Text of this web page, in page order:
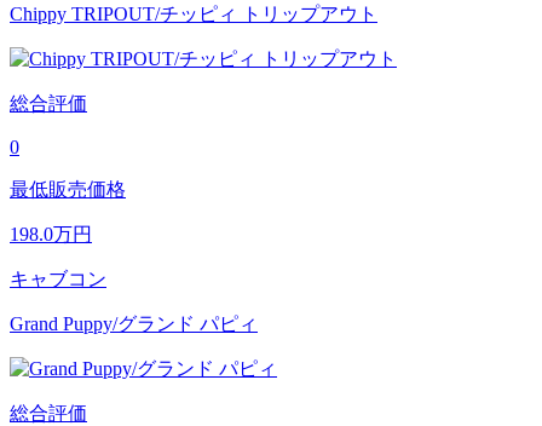
Chippy TRIPOUT/チッピィ トリップアウト
総合評価
0
最低販売価格
198.0万円
キャブコン
Grand Puppy/グランド パピィ
総合評価